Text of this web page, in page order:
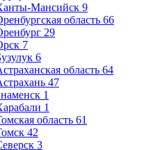
Мансийск 9
область 66
29
7
6
область 64
47
1
1
область 61
42
3